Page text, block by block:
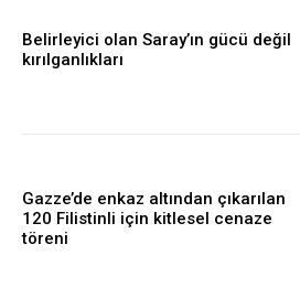
Belirleyici olan Saray’ın gücü değil
kırılganlıkları
Gazze’de enkaz altından çıkarılan
120 Filistinli için kitlesel cenaze
töreni